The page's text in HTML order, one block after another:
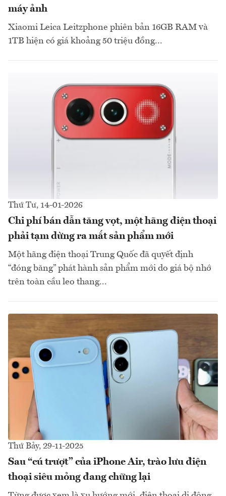
máy ảnh
Xiaomi Leica Leitzphone phiên bản 16GB RAM và
1TB hiện có giá khoảng 50 triệu đồng...
Thứ Tư, 14-01-2026
Chi phí bán dẫn tăng vọt, một hãng điện thoại
phải tạm dừng ra mắt sản phẩm mới
Một hãng điện thoại Trung Quốc đã quyết định
“đóng băng” phát hành sản phẩm mới do giá bộ nhớ
trên toàn cầu leo thang...
Thứ Bảy, 29-11-2025
Sau “cú trượt” của iPhone Air, trào lưu điện
thoại siêu mỏng đang chững lại